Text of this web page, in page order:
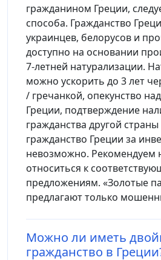
гражданином Греции,
способа. Гражданство
украинцев, белорусов и
доступно на основании
7-летней натурализации.
можно ускорить до 3 лет
/ гречанкой, опекунство
Греции, подтверждение
гражданства другой
гражданство Греции за
невозможно. Рекомендуем
относиться к
предложениям. «Золотые
предлагают только
Можно ли иметь
гражданство в